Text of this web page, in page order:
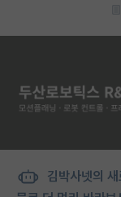
김박사넷의